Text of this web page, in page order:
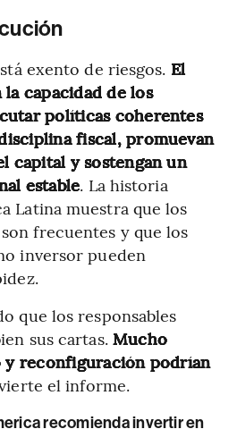
exento de riesgos. El
capacidad de los
políticas coherentes
fiscal, promuevan
capital y sostengan un
estable. La historia
Latina muestra que los
frecuentes y que los
inversor pueden
que los responsables
sus cartas. Mucho
y reconfiguración podrían
el informe.
recomienda invertir en